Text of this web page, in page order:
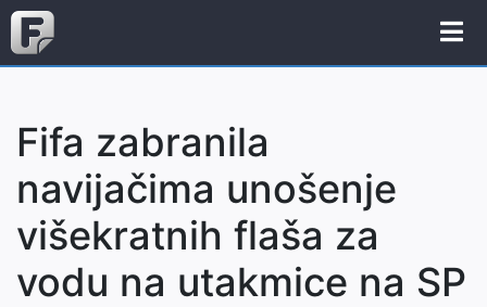
Fifa zabranila
navijačima unošenje
višekratnih flaša za
vodu na utakmice na SP